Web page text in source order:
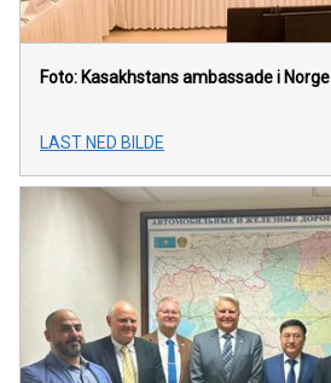
Foto: Kasakhstans ambassade i Norge
LAST NED BILDE